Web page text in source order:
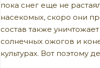
пока снег еще не
насекомых, скоро они
состав также
солнечных ожогов и
культурах. Вот поэтому